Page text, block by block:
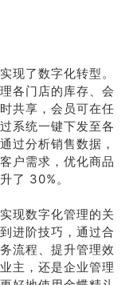
现了数字化转型。
各门店的库存、会
共享，会员可在任
系统一键下发至各
过分析销售数据，
户需求，优化商品
了 30%。
现数字化管理的关
进阶技巧，通过合
流程、提升管理效
主，还是企业管理